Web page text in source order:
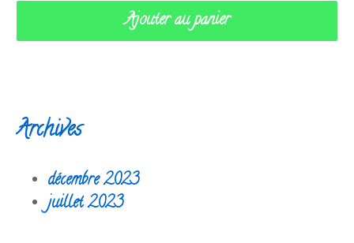
Ajouter au panier
Archives
décembre 2023
juillet 2023